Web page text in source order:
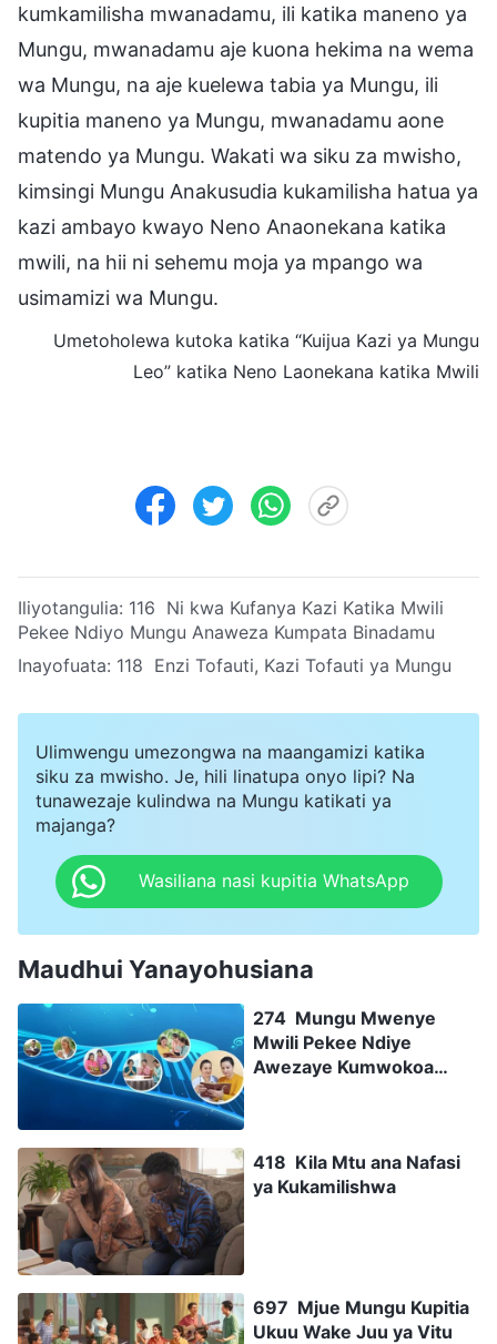
kumkamilisha mwanadamu, ili katika maneno ya
Mungu, mwanadamu aje kuona hekima na wema
wa Mungu, na aje kuelewa tabia ya Mungu, ili
kupitia maneno ya Mungu, mwanadamu aone
matendo ya Mungu. Wakati wa siku za mwisho,
kimsingi Mungu Anakusudia kukamilisha hatua ya
kazi ambayo kwayo Neno Anaonekana katika
mwili, na hii ni sehemu moja ya mpango wa
usimamizi wa Mungu.
Umetoholewa kutoka katika “Kuijua Kazi ya Mungu
Leo” katika Neno Laonekana katika Mwili
Iliyotangulia: 116 Ni kwa Kufanya Kazi Katika Mwili
Pekee Ndiyo Mungu Anaweza Kumpata Binadamu
Inayofuata: 118 Enzi Tofauti, Kazi Tofauti ya Mungu
Ulimwengu umezongwa na maangamizi katika
siku za mwisho. Je, hili linatupa onyo lipi? Na
tunawezaje kulindwa na Mungu katikati ya
majanga?
Wasiliana nasi kupitia WhatsApp
Maudhui Yanayohusiana
274 Mungu Mwenye
Mwili Pekee Ndiye
Awezaye Kumwokoa
418 Kila Mtu ana Nafasi
ya Kukamilishwa
697 Mjue Mungu Kupitia
Ukuu Wake Juu ya Vitu